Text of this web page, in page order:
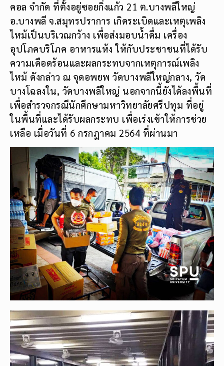
คอล จำกัด ที่ตั้งอยู่ซอยกิ่งแก้ว 21 ต.บางพลีใหญ่
อ.บางพลี จ.สมุทรปราการ เกิดระเบิดและเหตุเพลิง
ไหม้เป็นบริเวณกว้าง เพื่อส่งมอบน้ำดื่ม เครื่อง
อุปโภคบริโภค อาหารแห้ง ให้กับประชาชนที่ได้รับ
ความเดือดร้อนและผลกระทบจากเหตุการณ์เพลิง
ไหม้ ดังกล่าว ณ จุดอพยพ วัดบางพลีใหญ่กลาง, วัด
บางโฉลงใน, วัดบางพลีใหญ่ นอกจากนี้ยังได้ลงพื้นที่
เพื่อสำรวจกรณีนักศึกษามหาวิทยาลัยศรีปทุม ที่อยู่
ในพื้นที่และได้รับผลกระทบ เพื่อเร่งเข้าให้การช่วย
เหลือ เมื่อวันที่ 6 กรกฎาคม 2564 ที่ผ่านมา